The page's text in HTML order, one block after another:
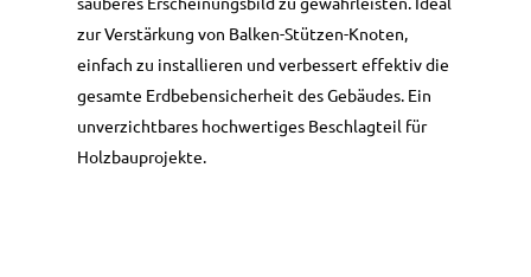
zur Verstärkung von Balken-Stützen-Knoten,
einfach zu installieren und verbessert effektiv die
gesamte Erdbebensicherheit des Gebäudes. Ein
unverzichtbares hochwertiges Beschlagteil für
Holzbauprojekte.